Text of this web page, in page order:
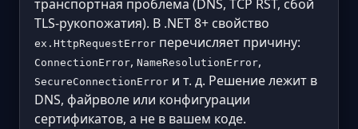
транспортная проблема (DNS, TCP RST, сбой
TLS-рукопожатия). В .NET 8+ свойство
ex.HttpRequestError перечисляет причину:
ConnectionError, NameResolutionError,
SecureConnectionError и т. д. Решение лежит в
DNS, файрволе или конфигурации
сертификатов, а не в вашем коде.